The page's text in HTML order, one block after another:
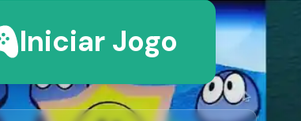
Iniciar Jogo